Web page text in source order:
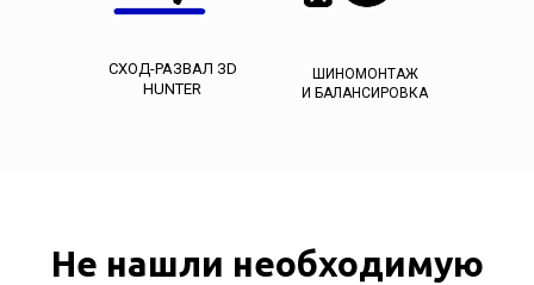
СХОД-РАЗВАЛ ЗD
HUNTER
ШИНОМОНТАЖ
И БАЛАНСИРОВКА
Не нашли необходимую